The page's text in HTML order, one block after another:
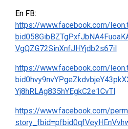
En FB:
https://www.facebook.com/
VgQZG72SinXnfJHYjdb2s67il
https://www.facebook.com/
Yj8hRLAg835hYEgkC2e1CvTl
https://www.facebook.com/